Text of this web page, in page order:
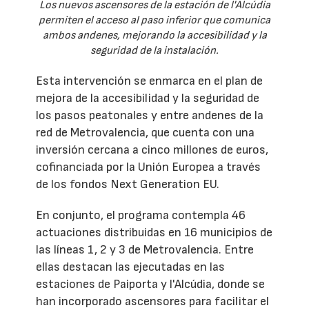
Los nuevos ascensores de la estación de l'Alcúdia
permiten el acceso al paso inferior que comunica
ambos andenes, mejorando la accesibilidad y la
seguridad de la instalación.
Esta intervención se enmarca en el plan de
mejora de la accesibilidad y la seguridad de
los pasos peatonales y entre andenes de la
red de Metrovalencia, que cuenta con una
inversión cercana a cinco millones de euros,
cofinanciada por la Unión Europea a través
de los fondos Next Generation EU.
En conjunto, el programa contempla 46
actuaciones distribuidas en 16 municipios de
las líneas 1, 2 y 3 de Metrovalencia. Entre
ellas destacan las ejecutadas en las
estaciones de Paiporta y l'Alcúdia, donde se
han incorporado ascensores para facilitar el